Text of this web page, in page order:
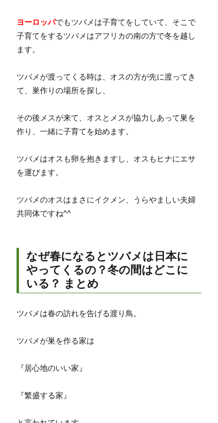
ヨーロッパでもツバメは子育てをしていて、そこで
子育てをするツバメはアフリカの南の方で冬を越し
ます。
ツバメが渡ってくる時は、オスの方が先に渡ってき
て、巣作りの場所を探し、
その後メスが来て、オスとメスが協力しあって巣を
作り、一緒に子育てを始めます。
ツバメはオスも卵を抱きますし、オスもヒナにエサ
を運びます。
ツバメのオスはまさにイクメン、うらやましい夫婦
共同体ですね^^
なぜ春になるとツバメは日本に
やってくるの？冬の間はどこに
いる？ まとめ
ツバメは春の訪れを告げる渡り鳥。
ツバメが巣を作る家は
『居心地のいい家』
『繁盛する家』